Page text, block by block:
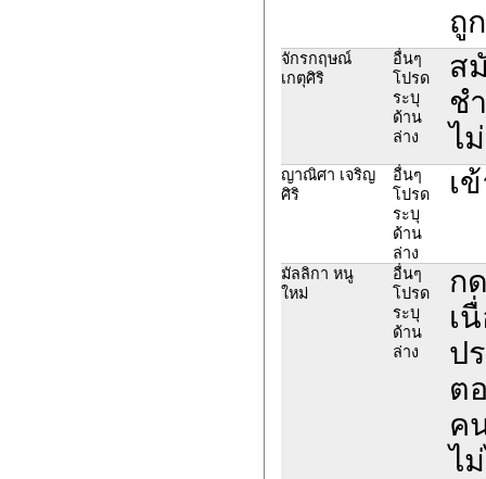
ถู
จักรกฤษณ์
เกตุศิริ
อื่นๆ
โปรด
ระบุ
ด้าน
ล่าง
ส
ช
ไ
ญาณิศา เจริญ
ศิริ
อื่นๆ
โปรด
ระบุ
ด้าน
ล่าง
เ
มัลลิกา หนู
ใหม่
อื่นๆ
โปรด
ระบุ
ด้าน
ล่าง
ก
เ
ป
ต
ค
ไ